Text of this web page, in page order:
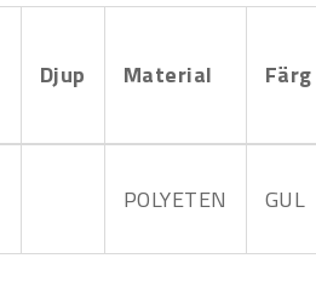
Djup Material Färg
POLYETEN GUL